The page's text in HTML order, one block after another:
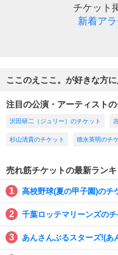
チケット
新着アラ
ここのえここ。が好きな方
注目の公演・アーティスト
沢田研二（ジュリー）のチケット
杉山清貴のチケット 徳永英明のチ
売れ筋チケットの最新ラン
高校野球(夏の甲子園)のチ
千葉ロッテマリーンズのチ
あんさんぶるスターズ!(あ